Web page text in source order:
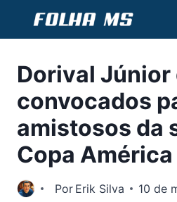
Conteúdo
Dorival Júnior
convocados
amistosos da
Copa América
Por Erik Silva 10 de